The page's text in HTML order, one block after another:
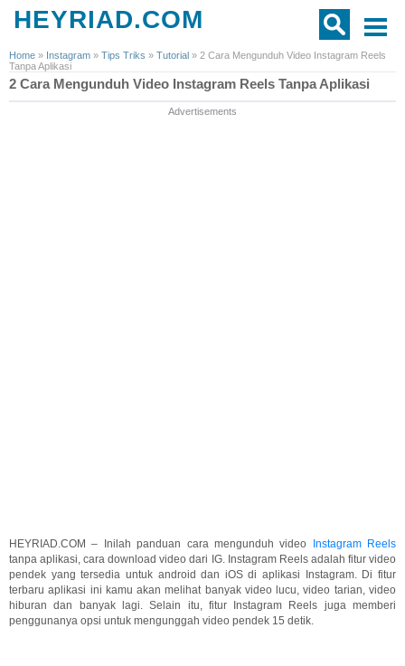
HEYRIAD.COM
Home » Instagram » Tips Triks » Tutorial » 2 Cara Mengunduh Video Instagram Reels
Tanpa Aplikasi
2 Cara Mengunduh Video Instagram Reels Tanpa Aplikasi
Advertisements
HEYRIAD.COM – Inilah panduan cara mengunduh video
Instagram Reels
tanpa aplikasi, cara download video dari IG. Instagram Reels adalah fitur video
pendek yang tersedia untuk android dan iOS di aplikasi Instagram. Di fitur
terbaru aplikasi ini kamu akan melihat banyak video lucu, video tarian, video
hiburan dan banyak lagi. Selain itu, fitur Instagram Reels juga memberi
penggunanya opsi untuk mengunggah video pendek 15 detik.